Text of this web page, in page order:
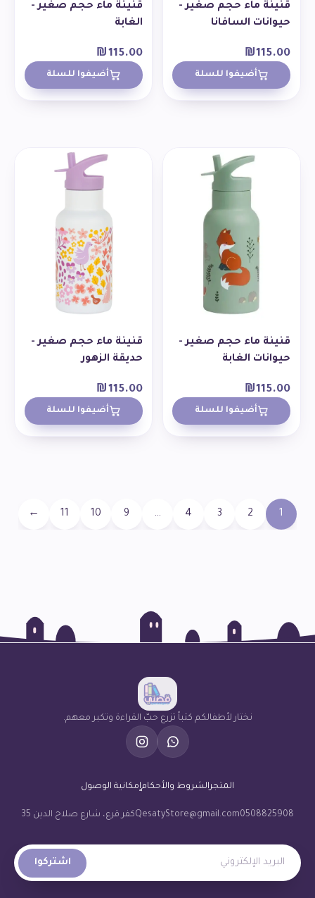
قنينة ماء حجم صغير -
حيوانات السافانا
₪115.00
أضيفوا للسلة
قنينة ماء حجم صغير -
الغابة
₪115.00
أضيفوا للسلة
قنينة ماء حجم صغير -
حيوانات الغابة
₪115.00
أضيفوا للسلة
قنينة ماء حجم صغير -
حديقة الزهور
₪115.00
أضيفوا للسلة
1
2
3
4
…
9
10
11
←
نختار لأطفالكم كتباً تزرع حبّ القراءة وتكبر معهم.
المتجرالشروط والأحكامإمكانية الوصول
0508825908
QesatyStore@gmail.comكفر قرع، شارع صلاح الدين 35
البريد الإلكتروني
اشتركوا